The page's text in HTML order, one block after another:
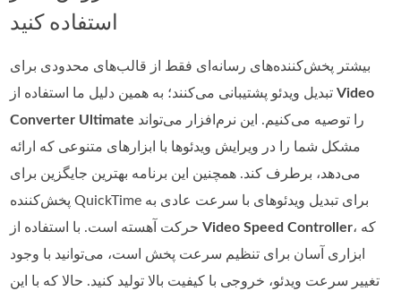
استفاده کنید
بیشتر پخش‌کننده‌های رسانه‌ای فقط از قالب‌های محدودی برای
تبدیل ویدئو پشتیبانی می‌کنند؛ به همین دلیل ما استفاده ازVideo
Converter Ultimate
مشکل شما را در ویرایش ویدئوها با ابزارهای متنوعی که ارائه
می‌دهد، برطرف کند. همچنین این برنامه بهترین جایگزین برای
پخش‌کننده QuickTime برای تبدیل ویدئوهای با سرعت عادی به
حرکت آهسته است. با استفاده ازVideo Speed Controller، که
ابزاری آسان برای تنظیم سرعت پخش است، می‌توانید با وجود
تغییر سرعت ویدئو، خروجی با کیفیت بالا تولید کنید. حالا که با این